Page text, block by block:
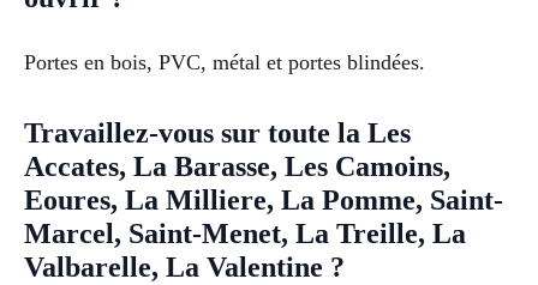
Portes en bois, PVC, métal et portes blindées.
Travaillez-vous sur toute la Les
Accates, La Barasse, Les Camoins,
Eoures, La Milliere, La Pomme, Saint-
Marcel, Saint-Menet, La Treille, La
Valbarelle, La Valentine ?